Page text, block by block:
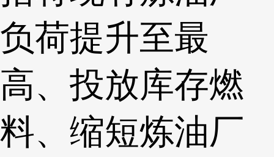
负荷提升至最
高、投放库存燃
料、缩短炼油厂